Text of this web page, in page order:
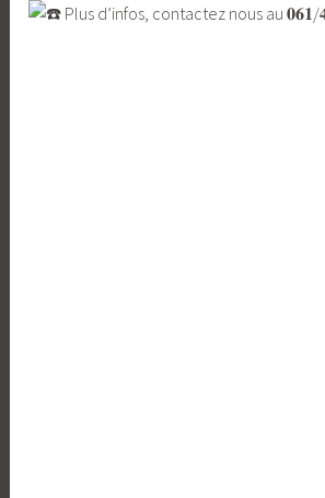
Plus d’infos, contactez nous au 𝟎𝟔𝟏/